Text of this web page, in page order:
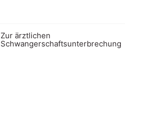
Zur ärztlichen
Schwangerschaftsunterbrechung